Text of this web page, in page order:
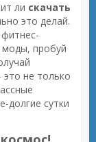
ли скачать
это делай.
пробуй
это не только
долгие сутки